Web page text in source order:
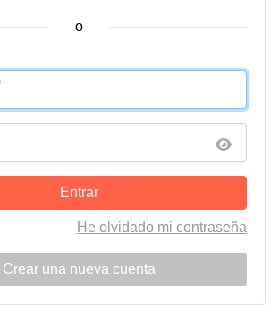
o
Entrar
He olvidado mi contraseña
Crear una nueva cuenta